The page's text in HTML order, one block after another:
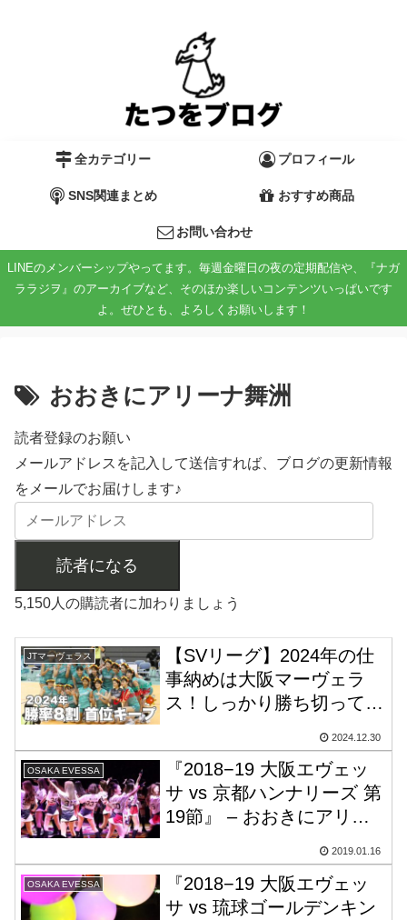
全カテゴリー プロフィール
SNS関連まとめ おすすめ商品
お問い合わせ
LINEのメンバーシップやってます。毎週金曜日の夜の定期配信や、『ナガ
ララジヲ』のアーカイブなど、そのほか楽しいコンテンツいっぱいです
よ。ぜひとも、よろしくお願いします！
おおきにアリーナ舞洲
読者登録のお願い
メールアドレスを記入して送信すれば、ブログの更新情報
をメールでお届けします♪
読者になる
5,150人の購読者に加わりましょう
JTマーヴェラス
【SVリーグ】2024年の仕
事納めは大阪マーヴェラ
ス！しっかり勝ち切って首
と！
2024.12.30
OSAKA EVESSA
『2018−19 大阪エヴェッ
サ vs 京都ハンナリーズ 第
19節』 – おおきにアリー
2019.01.16
OSAKA EVESSA
『2018−19 大阪エヴェッ
サ vs 琉球ゴールデンキン